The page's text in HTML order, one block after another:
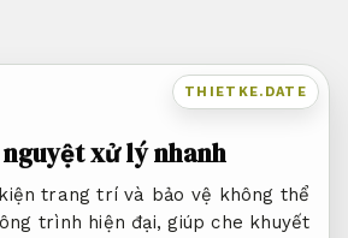
THIETKE.DATE
xử lý nhanh
trang trí và bảo vệ không thể
trình hiện đại, giúp che khuyết